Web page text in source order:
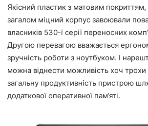
Якісний пластик з матовим покриттям,
загалом міцний корпус завоювали
власників 530-ї серії переносних
Другою перевагою вважається
зручність роботи з ноутбуком. І
можна віднести можливість хоч трохи
загальну продуктивність пристрою
додаткової оперативної пам’яті.